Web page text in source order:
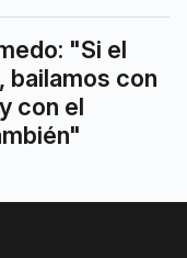
"Si el
bailamos con
con el